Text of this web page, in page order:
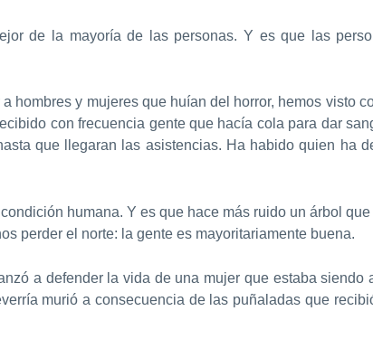
de la mayoría de las personas. Y es que las
hombres y mujeres que huían del horror, hemos visto
con frecuencia gente que hacía cola para dar
que llegaran las asistencias. Ha habido quien ha
humana. Y es que hace más ruido un árbol
perder el norte: la gente es mayoritariamente buena.
a defender la vida de una mujer que estaba siendo
murió a consecuencia de las puñaladas que